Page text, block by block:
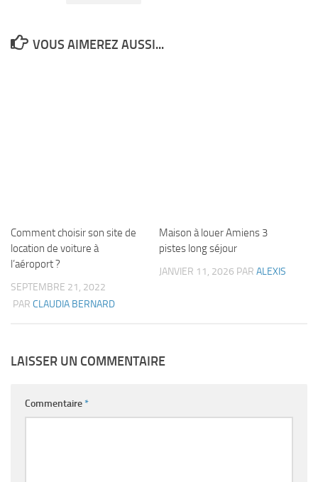
VOUS AIMEREZ AUSSI...
Comment choisir son site de
location de voiture à
l’aéroport ?
SEPTEMBRE 21, 2022
PAR CLAUDIA BERNARD
Maison à louer Amiens 3
pistes long séjour
JANVIER 11, 2026 PAR ALEXIS
LAISSER UN COMMENTAIRE
Commentaire*